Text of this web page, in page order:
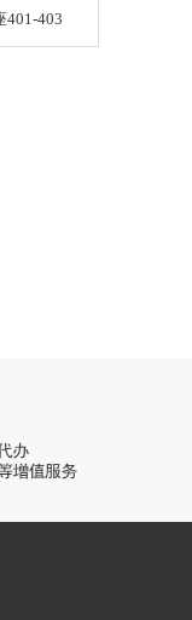
401-403